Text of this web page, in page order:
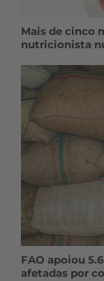
Mais de cinco
nutricionista
FAO apoiou
afetadas por